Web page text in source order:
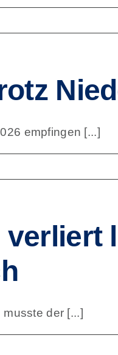
empfingen [...]
der [...]